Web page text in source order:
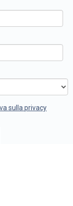
sulla privacy